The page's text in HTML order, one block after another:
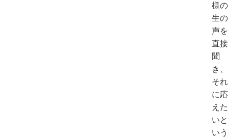
様の
生の
声を
直接
聞
き、
それ
に応
えた
いと
いう